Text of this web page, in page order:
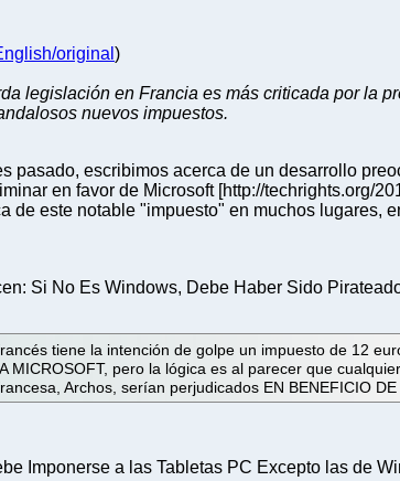
original )
legislación en Francia es más criticada por la
nuevos impuestos.
pasado, escribimos acerca de un desarrollo
en favor de Microsoft [http://techrights.org/
de este notable "impuesto" en muchos lugares,
Si No Es Windows, Debe Haber Sido
tiene la intención de golpe un impuesto de 12
MICROSOFT, pero la lógica es al parecer que
Archos, serían perjudicados EN BENEFICIO DE
Imponerse a las Tabletas PC Excepto las de